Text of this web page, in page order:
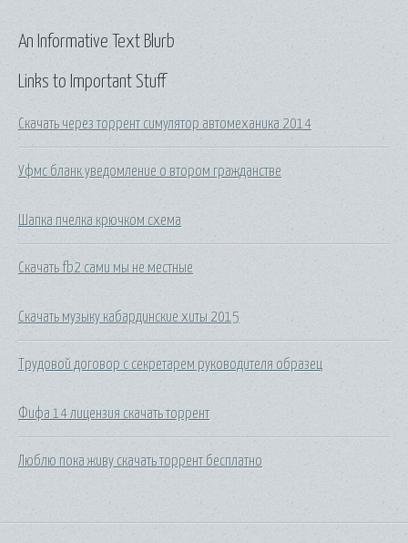
Links to Important Stuff
Скачать через торрент симулятор автомеханика 2014
Уфмс бланк уведомление о втором гражданстве
Шапка пчелка крючком схема
Скачать fb2 сами мы не местные
Скачать музыку кабардинские хиты 2015
Трудовой договор с секретарем руководителя образец
Фифа 14 лицензия скачать торрент
Люблю пока живу скачать торрент бесплатно
An Informative Text Blurb